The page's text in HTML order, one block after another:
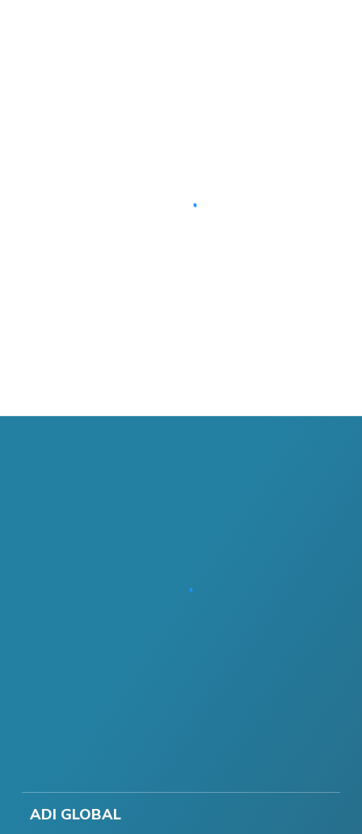
ADI GLOBAL